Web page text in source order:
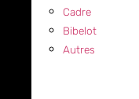
Cadre
Bibelot
Autres